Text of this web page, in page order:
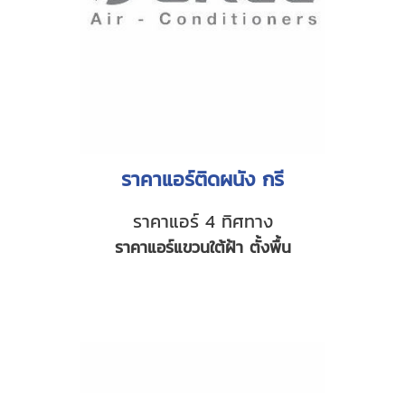
ราคาแอร์ติดผนัง กรี
ราคาแอร์ 4 ทิศทาง
ราคาแอร์แขวนใต้ฝ้า ตั้งพื้น